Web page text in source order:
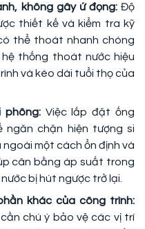
không gây ứ đọng: Độ
thiết kế và kiểm tra kỹ
thể thoát nhanh chóng
thống thoát nước hiệu
và kéo dài tuổi thọ của
phông:Việc lắp đặt ống
chặn hiện tượng si
một cách ổn định và
cân bằng áp suất trong
bị hút ngược trở lại.
khác của công trình:
chú ý bảo vệ các vị trí